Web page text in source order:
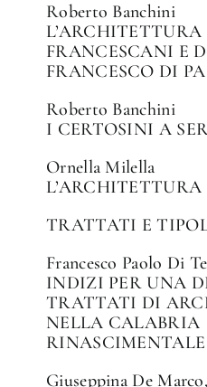
Roberto Banchini
L’ARCHITETTURA
FRANCESCANI E
FRANCESCO DI
Roberto Banchini
I CERTOSINI A
Ornella Milella
TRATTATI E
Francesco Paolo Di
INDIZI PER UNA
TRATTATI DI
NELLA CALABRIA
RINASCIMENTALE
Giuseppina De